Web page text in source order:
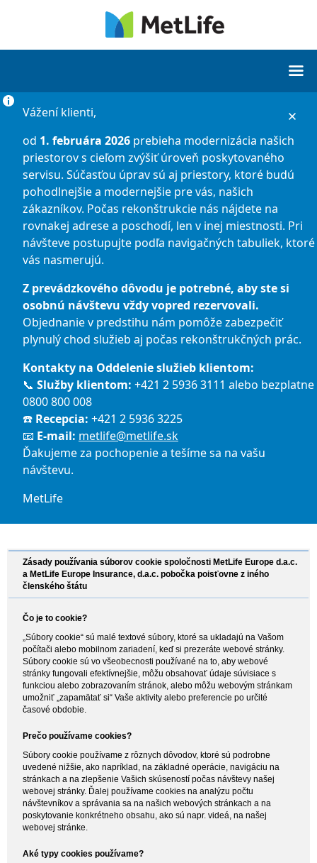
Vážení klienti,
od 1. februára 2026 prebieha modernizácia našich
priestorov s cieľom zvýšiť úroveň poskytovaného
servisu. Súčasťou úprav sú aj priestory, ktoré budú
pohodlnejšie a modernejšie pre vás, našich
zákazníkov. Počas rekonštrukcie nás nájdete na
rovnakej adrese a poschodí, len v inej miestnosti. Pri
návšteve postupujte podľa navigačných tabuliek, ktoré
vás nasmerujú.
Z prevádzkového dôvodu je potrebné, aby ste si
osobnú návštevu vždy vopred rezervovali.
Objednanie v predstihu nám pomôže zabezpečiť
plynulý chod služieb aj počas rekonštrukčných prác.
Kontakty na Oddelenie služieb klientom:
📞 Služby klientom: +421 2 5936 3111 alebo bezplatne
0800 800 008
☎️ Recepcia: +421 2 5936 3225
📧 E-mail: metlife@metlife.sk
Ďakujeme za pochopenie a tešíme sa na vašu
návštevu.
MetLife
Zásady používania súborov cookie spoločnosti MetLife Europe d.a.c.
a MetLife Europe Insurance, d.a.c. pobočka poisťovne z iného
členského štátu
Čo je to cookie?
„Súbory cookie“ sú malé textové súbory, ktoré sa ukladajú na Vašom
počítači alebo mobilnom zariadení, keď si prezeráte webové stránky.
Súbory cookie sú vo všeobecnosti používané na to, aby webové
stránky fungovali efektívnejšie, môžu obsahovať údaje súvisiace s
funkciou alebo zobrazovaním stránok, alebo môžu webovým stránkam
umožniť „zapamätať si“ Vaše aktivity alebo preferencie po určité
časové obdobie.
Prečo používame cookies?
Súbory cookie používame z rôznych dôvodov, ktoré sú podrobne
uvedené nižšie, ako napríklad, na základné operácie, navigáciu na
stránkach a na zlepšenie Vašich skúseností počas návštevy našej
webovej stránky. Ďalej používame cookies na analýzu počtu
návštevníkov a správania sa na našich webových stránkach a na
poskytovanie konkrétneho obsahu, ako sú napr. videá, na našej
webovej stránke.
Aké typy cookies používame?